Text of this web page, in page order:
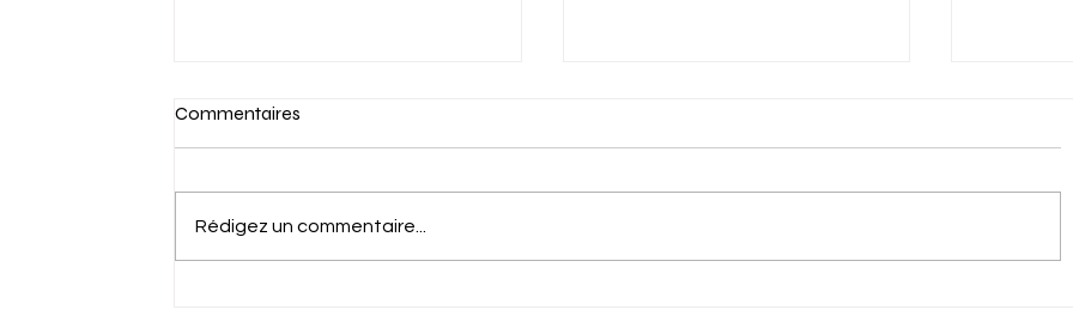
Commentaires
Rédigez un commentaire...